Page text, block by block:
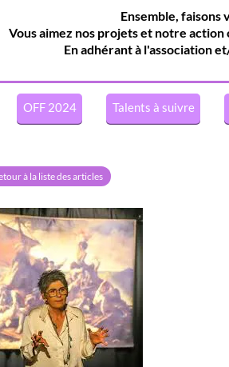
OFF 2024 Talents à suivre
Ensemble, faisons
Vous aimez nos projets et notre
En adhérant à l'association
à la liste des articles